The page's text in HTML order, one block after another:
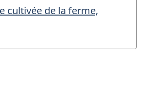
cultivée de la ferme,